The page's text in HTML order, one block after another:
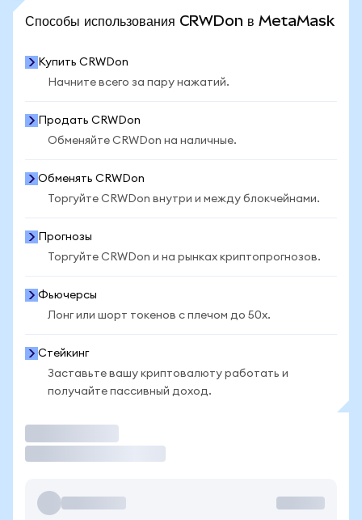
Способы использования CRWDon в MetaMask
Купить CRWDon
Начните всего за пару нажатий.
Продать CRWDon
Обменяйте CRWDon на наличные.
Обменять CRWDon
Торгуйте CRWDon внутри и между блокчейнами.
Прогнозы
Торгуйте CRWDon и на рынках криптопрогнозов.
Фьючерсы
Лонг или шорт токенов с плечом до 50x.
Стейкинг
Заставьте вашу криптовалюту работать и
получайте пассивный доход.